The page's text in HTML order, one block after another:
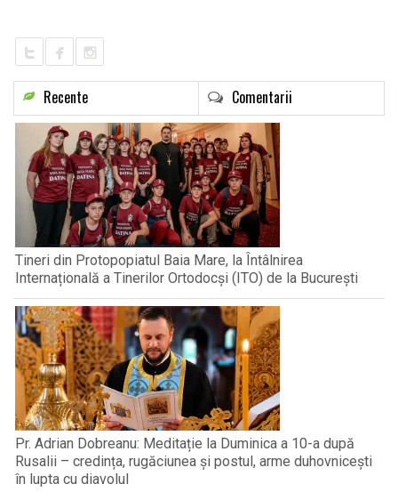
Recente Comentarii
Tineri din Protopopiatul Baia Mare, la Întâlnirea
Internațională a Tinerilor Ortodocși (ITO) de la București
Pr. Adrian Dobreanu: Meditație la Duminica a 10-a după
Rusalii – credința, rugăciunea și postul, arme duhovnicești
în lupta cu diavolul